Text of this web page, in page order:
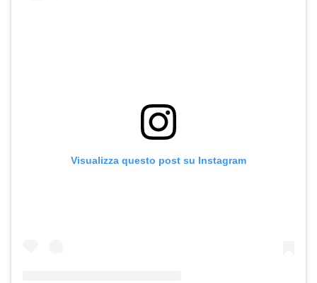
Visualizza questo post su Instagram